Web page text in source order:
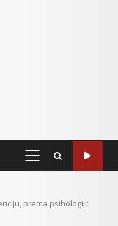
PRIMARY
prema psihologiji: